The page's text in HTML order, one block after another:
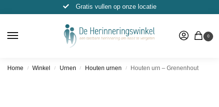
Gratis vullen op onze locatie
0
Home / Winkel / Urnen / Houten urnen / Houten urn – Grenenhout